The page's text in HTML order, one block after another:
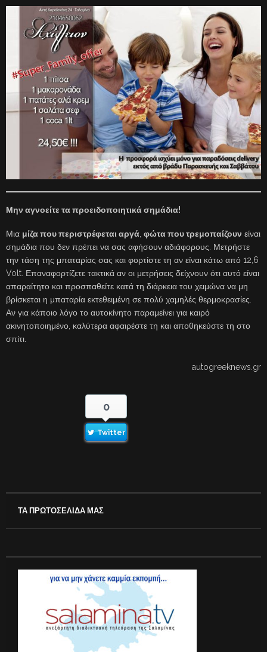
Μην αγνοείτε τα προειδοποιητικά σημάδια!
Μια μίζα που περιστρέφεται αργά φώτα που τρεμοπαίζουν είναι
σημάδια που δεν πρέπει να σας αφήσουν αδιάφορους. Μετρήστε
την τάση της μπαταρίας σας και φορτίστε τη αν είναι κάτω από 12,6
Volt. Επαναφορτίζετε τακτικά αν οι μετρήσεις δείχνουν ότι αυτό είναι
απαραίτητο και προσπαθείτε κατά τη διάρκεια του χειμώνα να μη
βρίσκεται η μπαταρία εκτεθειμένη σε πολύ χαμηλές θερμοκρασίες.
Αν για κάποιο λόγο το αυτοκίνητο παραμείνει για καιρό
ακινητοποιημένο, καλύτερα αφαιρέστε τη και αποθηκεύστε τη στο
σπίτι.
autogreeknews.gr
0
Twitter
ΤΑ ΠΡΩΤΟΣΕΛΙΔΑ ΜΑΣ